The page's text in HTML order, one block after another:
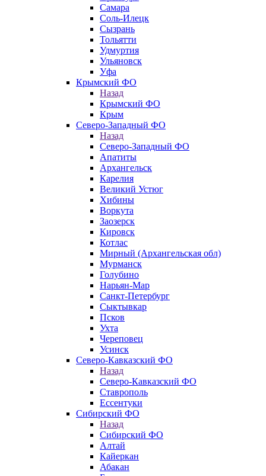
Самара
Соль-Илецк
Сызрань
Тольятти
Удмуртия
Ульяновск
Уфа
Крымский ФО
Назад
Крымский ФО
Крым
Северо-Западный ФО
Назад
Северо-Западный ФО
Апатиты
Архангельск
Карелия
Великий Устюг
Хибины
Воркута
Заозерск
Кировск
Котлас
Мирный (Архангельская обл)
Мурманск
Голубино
Нарьян-Мар
Санкт-Петербург
Сыктывкар
Псков
Ухта
Череповец
Усинск
Северо-Кавказский ФО
Назад
Северо-Кавказский ФО
Ставрополь
Ессентуки
Сибирский ФО
Назад
Сибирский ФО
Алтай
Кайеркан
Абакан